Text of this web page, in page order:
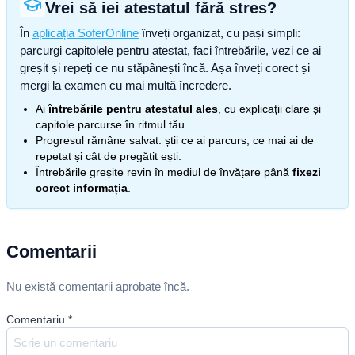
Vrei să iei atestatul fără stres?
În aplicația SoferOnline înveți organizat, cu pași simpli:
parcurgi capitolele pentru atestat, faci întrebările, vezi ce ai
greșit și repeți ce nu stăpânești încă. Așa înveți corect și
mergi la examen cu mai multă încredere.
Aiîntrebările pentru atestatul ales , cu explicații clare și
capitole parcurse în ritmul tău.
Progresul rămâne salvat: știi ce ai parcurs, ce mai ai de
repetat și cât de pregătit ești.
Întrebările greșite revin în mediul de învățare până fixezi
corect informația
Comentarii
Nu există comentarii aprobate încă.
Comentariu *